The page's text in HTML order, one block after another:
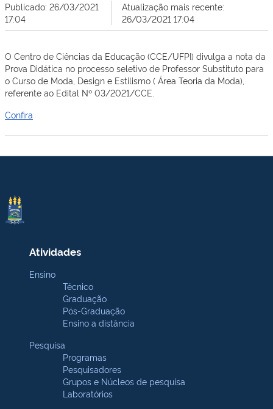
Publicado: 26/03/2021
17:04
Atualização mais recente:
26/03/2021 17:04
O Centro de Ciências da Educação (CCE/UFPI) divulga a nota da
Prova Didática no processo seletivo de Professor Substituto para
o Curso de Moda, Design e Estilismo ( Área Teoria da Moda),
referente ao Edital Nº 03/2021/CCE.
Confira
Atividades
Ensino
Técnico
Graduação
Pós-Graduação
Ensino a distância
Pesquisa
Programas
Pesquisadores
Grupos e Núcleos de pesquisa
Laboratórios